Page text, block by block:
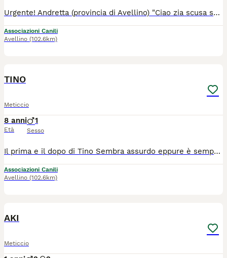
Urgente! Andretta (provincia di Avellino) "Ciao zia scusa se ti disturbo ma ho tanto freddo e fame...non so perché mi hanno portato qui, io sono stato sempre buono e ho tanta paura adesso!" È stato trovato questo cucciolo di circa sei mesi al freddo e al gelo, sotto la neve. Sembra un mix tra un maremmano e un san bernardo. È infreddolito e affamato, vagava sotto una fitta nevicata. Per ora se ne sta occupando Maria Teresa: “Il peccato più grande è fare del male a chi ti vuole bene”. Aiutateci a trovargli una famiglia speciale perché se lo merita dopo tutto quello che gli hanno fatto. Verrà affidato dopo iter preaffido. Arriva ovunque tramite staffetta autorizzata. Per info scrivete un messaggio whatsapp ****** (no chiamate)
Associazioni Canili
Avellino (102.6km)
TINO
Meticcio
8 anni
Età
1
Sesso
Il prima e il dopo di Tino Sembra assurdo eppure è sempre lo stesso cane in entrambe le foto. Solo che nella seconda foto ci sono mesi di cure, farmaci e soprattutto amore. La sua è una lunga storia, lo abbiamo incontrato quando ridotto in quelle condizioni ci è stato segnalato e da lì è iniziata l'avventura con lui. Tino ha 6 anni circa, taglia media abbondante. Ora sta benissimo. Viene affidato vaccinato, castrato, microchippato Ha un carattere mite, dolce e affettuoso. Non ci crede nemmeno lui che alla fine ce l'ha fatta! Sa andare a guinzaglio e sa stare in casa, per un'operazione alla zampa zoppica un po' ma solo perché non l'ha usata per tanto tempo, deve riabituarsi. Si trova in Campania ma per buona adozione arriva anche al centro nord con staffetta autorizzata, dopo iter preaffido. Fate questo miracolo, noi abbiamo fatto la nostra parte ❤️ Info solo whatsapp ******
Associazioni Canili
Avellino (102.6km)
AKI
Meticcio